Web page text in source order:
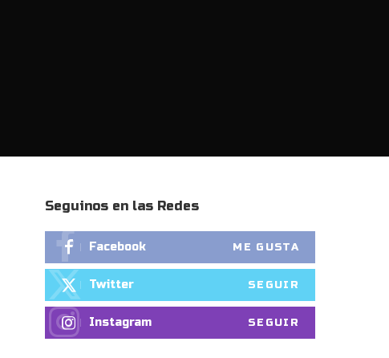
Seguinos en las Redes
Facebook ME GUSTA
Twitter SEGUIR
Instagram SEGUIR